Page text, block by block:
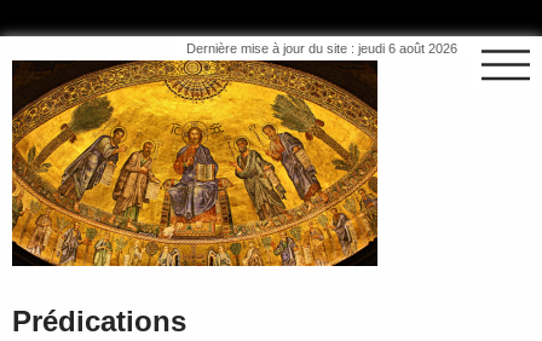
Dernière mise à jour du site : jeudi 6 août 2026
Prédications